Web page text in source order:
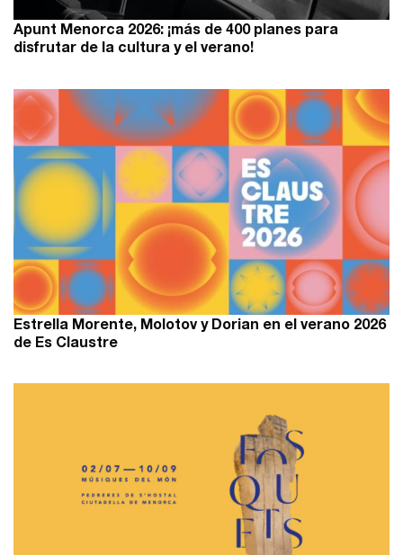
Apunt Menorca 2026: ¡más de 400 planes para
disfrutar de la cultura y el verano!
Estrella Morente, Molotov y Dorian en el verano 2026
de Es Claustre